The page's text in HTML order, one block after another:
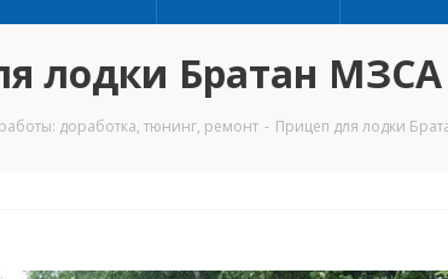
лодки Братан МЗСА
доработка, тюнинг, ремонт - Прицеп для лодки